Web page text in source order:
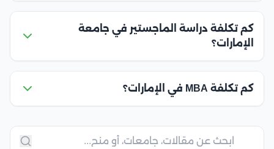
كم تكلفة دراسة الماجستير في جامعة
الإمارات؟
كم تكلفة MBA في الإمارات؟